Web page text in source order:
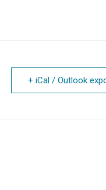
+ iCal / Outlook